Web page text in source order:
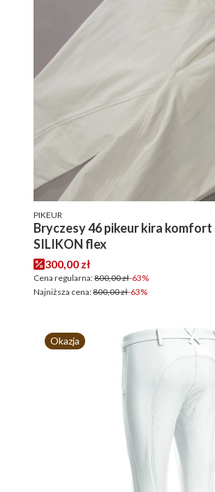
PRODUCENT
PIKEUR
Bryczesy 46 pikeur kira komfort białe pełny lej
SILIKON flex
Cena promocyjna
300,00 zł
Cena regularna:800,00 zł-63%
Najniższa cena:800,00 zł-63%
Okazja